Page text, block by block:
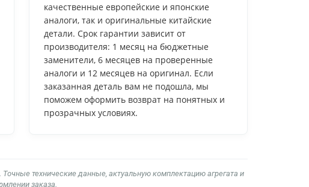
качественные европейские и японские
аналоги, так и оригинальные китайские
детали. Срок гарантии зависит от
производителя: 1 месяц на бюджетные
заменители, 6 месяцев на проверенные
аналоги и 12 месяцев на оригинал. Если
заказанная деталь вам не подошла, мы
поможем оформить возврат на понятных и
прозрачных условиях.
технические данные, актуальную комплектацию агрегата и
заказа.